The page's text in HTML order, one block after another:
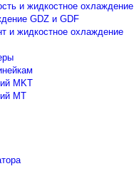
и жидкостное охлаждение
GDZ и GDF
и жидкостное охлаждение
MKT
MT